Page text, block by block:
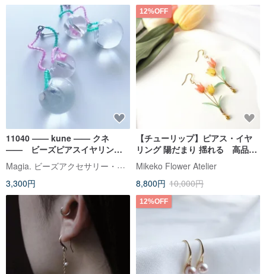
11040 —— kune —— クネ
—— ビーズピアスイヤリング
——フロストピンク*グリーン Magia. ビーズアクセサリー・かぎ針・パラコード編み師
3,300円
12%OFF
【チューリップ】ピアス・イヤ
リング 陽だまり 揺れる 高品質
クリスタル輝くレジンフラワー
アート 金属アレルギー対応
Mikeko Flower Atelier
8,800円 10,000円
12%OFF